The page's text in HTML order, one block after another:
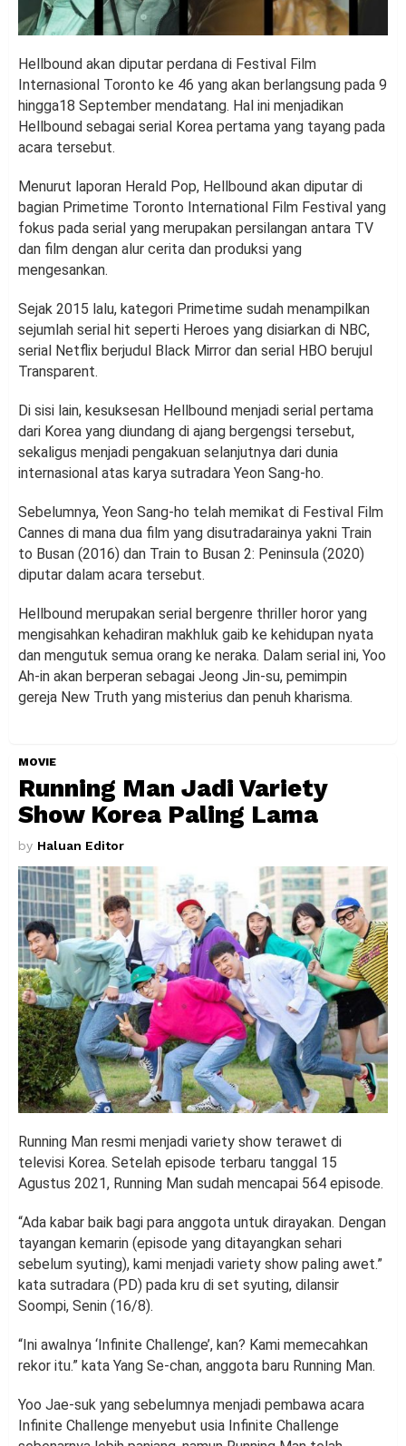
Hellbound akan diputar perdana di Festival Film
Internasional Toronto ke 46 yang akan berlangsung pada 9
hingga18 September mendatang. Hal ini menjadikan
Hellbound sebagai serial Korea pertama yang tayang pada
acara tersebut.
Menurut laporan Herald Pop, Hellbound akan diputar di
bagian Primetime Toronto International Film Festival yang
fokus pada serial yang merupakan persilangan antara TV
dan film dengan alur cerita dan produksi yang
mengesankan.
Sejak 2015 lalu, kategori Primetime sudah menampilkan
sejumlah serial hit seperti Heroes yang disiarkan di NBC,
serial Netflix berjudul Black Mirror dan serial HBO berujul
Transparent.
Di sisi lain, kesuksesan Hellbound menjadi serial pertama
dari Korea yang diundang di ajang bergengsi tersebut,
sekaligus menjadi pengakuan selanjutnya dari dunia
internasional atas karya sutradara Yeon Sang-ho.
Sebelumnya, Yeon Sang-ho telah memikat di Festival Film
Cannes di mana dua film yang disutradarainya yakni Train
to Busan (2016) dan Train to Busan 2: Peninsula (2020)
diputar dalam acara tersebut.
Hellbound merupakan serial bergenre thriller horor yang
mengisahkan kehadiran makhluk gaib ke kehidupan nyata
dan mengutuk semua orang ke neraka. Dalam serial ini, Yoo
Ah-in akan berperan sebagai Jeong Jin-su, pemimpin
gereja New Truth yang misterius dan penuh kharisma.
MOVIE
Running Man Jadi Variety
Show Korea Paling Lama
by Haluan Editor
Running Man resmi menjadi variety show terawet di
televisi Korea. Setelah episode terbaru tanggal 15
Agustus 2021, Running Man sudah mencapai 564 episode.
“Ada kabar baik bagi para anggota untuk dirayakan. Dengan
tayangan kemarin (episode yang ditayangkan sehari
sebelum syuting), kami menjadi variety show paling awet.”
kata sutradara (PD) pada kru di set syuting, dilansir
Soompi, Senin (16/8).
“Ini awalnya ‘Infinite Challenge’, kan? Kami memecahkan
rekor itu.” kata Yang Se-chan, anggota baru Running Man.
Yoo Jae-suk yang sebelumnya menjadi pembawa acara
Infinite Challenge menyebut usia Infinite Challenge